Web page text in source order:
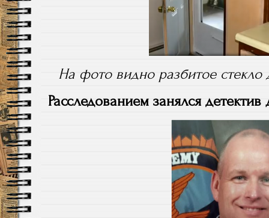
На фото видно разбитое стекло
Расследованием занялся